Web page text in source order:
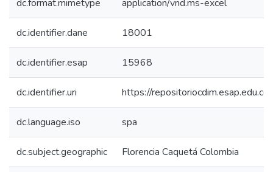
dc.format.mimetype application/vnd.ms-excel
dc.identifier.dane 18001
dc.identifier.esap 15968
dc.identifier.uri https://
dc.language.iso spa
dc.subject.geographic Florencia Caquetá Colombia